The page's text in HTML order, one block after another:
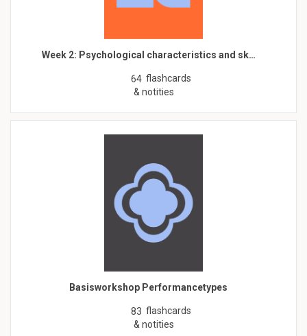
Week 2: Psychological characteristics and sk…
64 flashcards
& notities
Basisworkshop Performancetypes
83 flashcards
& notities